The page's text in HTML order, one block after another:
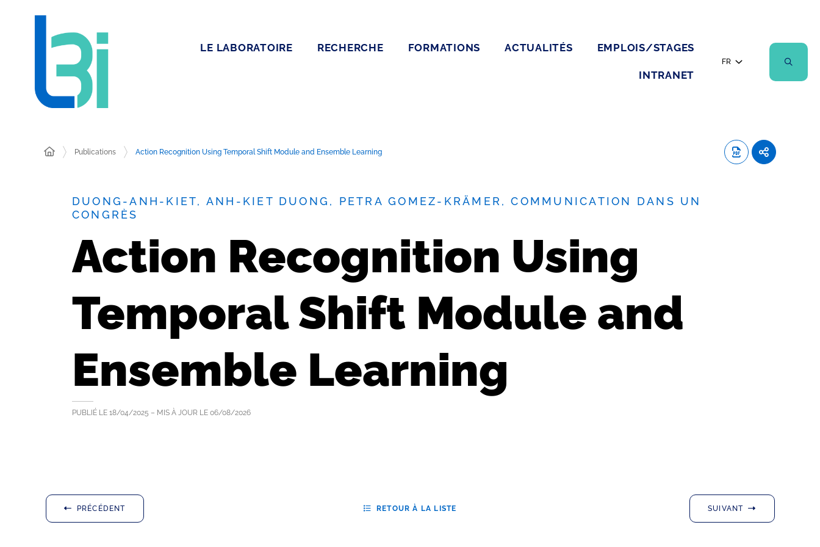
LE LABORATOIRE RECHERCHE FORMATIONS ACTUALITÉS EMPLOIS/STAGES
INTRANET
FR
Publications Action Recognition Using Temporal Shift Module and Ensemble Learning
DUONG-ANH-KIET, ANH-KIET DUONG, PETRA GOMEZ-KRÄMER, COMMUNICATION DANS UN
CONGRÈS
Action Recognition Using
Temporal Shift Module and
Ensemble Learning
PUBLIÉ LE 18/04/2025 – MIS À JOUR LE 06/08/2026
PRÉCÉDENT RETOUR À LA LISTE SUIVANT